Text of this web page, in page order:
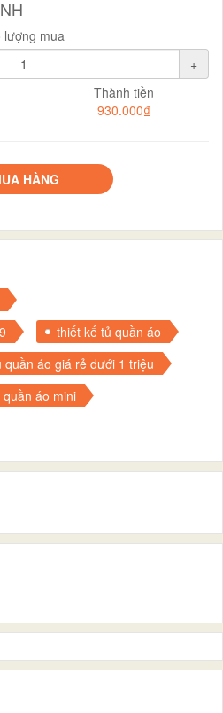
lượng mua
+
Thành tiền
930.000₫
HÀNG
thiết kế tủ quần áo
quần áo giá rẻ dưới 1 triệu
quần áo mini